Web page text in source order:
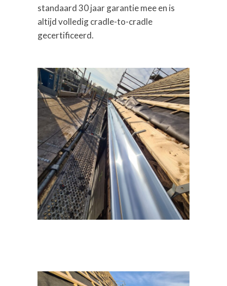
standaard 30 jaar garantie mee en is
altijd volledig cradle-to-cradle
gecertificeerd.